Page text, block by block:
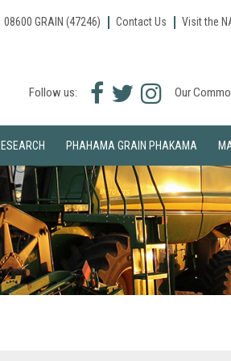
08600 GRAIN (47246) Contact Us Visit the
Follow us:
Facebook
Twitter
Our
PHAHAMA GRAIN PHAKAMA